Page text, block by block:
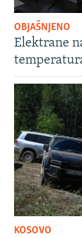
OBJAŠNJENO
Elektrane
KOSOVO